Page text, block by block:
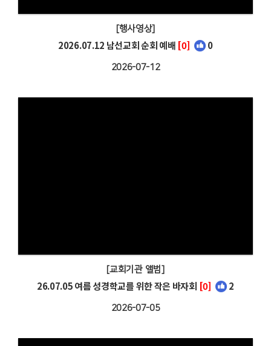
[행사영상]
2026.07.12 남선교회 순회 예배 [0] 0
2026-07-12
[교회기관 앨범]
26.07.05 여름 성경학교를 위한 작은 바자회 [0] 2
2026-07-05